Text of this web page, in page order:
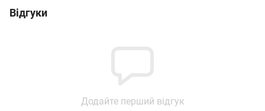
Відгуки
Додайте перший відгук